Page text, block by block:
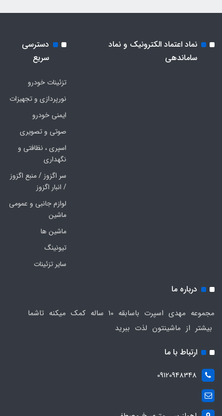
نماد اعتماد الکترونیک و نماد
ساماندهی
دسترسی
سریع
تزئینات خودرو
نورپردازی و تجهیزات
ایمنی خودرو
صوتی و تصویری
اسپری ، نظافتی و
نگهداری
سر اگزوز / منبع اگزوز
/ انبار اگزوز
لوازم جانبی و عمومی
ماشین
ماشین ها
تیونینگ
سایر تزئینات
درباره ما
مجموعه مهدی اسپرت باسابقه 10 ساله کمک میکنه تاشما
بیشتر از ماشینتون لذت ببرید
ارتباط با ما
09120948348